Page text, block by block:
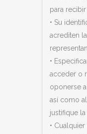
para
• Su
acrediten
•
acceder o
oponerse
así como
justifique
•